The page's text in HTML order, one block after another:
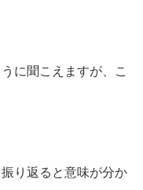
に聞こえますが、こ
り返ると意味が分か